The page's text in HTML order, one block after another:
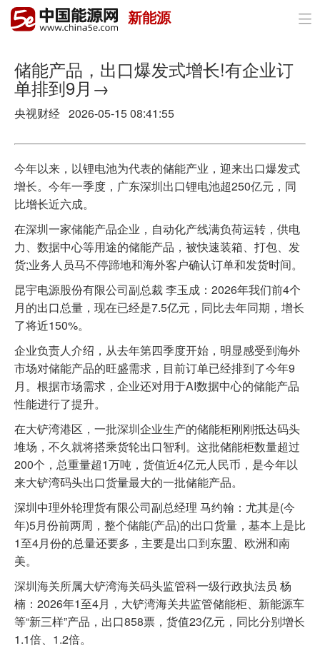
首页
政策与经济
电力
新能源
节能环保
分布式能源
新能源 
储能产品，出口爆发式增长!有企业订
单排到9月→
央视财经 2026-05-15 08:41:55
今年以来，以锂电池为代表的储能产业，迎来出口爆发式
增长。今年一季度，广东深圳出口锂电池超250亿元，同
比增长近六成。
在深圳一家储能产品企业，自动化产线满负荷运转，供电
力、数据中心等用途的储能产品，被快速装箱、打包、发
货;业务人员马不停蹄地和海外客户确认订单和发货时间。
昆宇电源股份有限公司副总裁 李玉成：2026年我们前4个
月的出口总量，现在已经是7.5亿元，同比去年同期，增长
了将近150%。
企业负责人介绍，从去年第四季度开始，明显感受到海外
市场对储能产品的旺盛需求，目前订单已经排到了今年9
月。根据市场需求，企业还对用于AI数据中心的储能产品
性能进行了提升。
在大铲湾港区，一批深圳企业生产的储能柜刚刚抵达码头
堆场，不久就将搭乘货轮出口智利。这批储能柜数量超过
200个，总重量超1万吨，货值近4亿元人民币，是今年以
来大铲湾码头出口货量最大的一批储能产品。
深圳中理外轮理货有限公司副总经理 马约翰：尤其是(今
年)5月份前两周，整个储能(产品)的出口货量，基本上是比
1至4月份的总量还要多，主要是出口到东盟、欧洲和南
美。
深圳海关所属大铲湾海关码头监管科一级行政执法员 杨
楠：2026年1至4月，大铲湾海关共监管储能柜、新能源车
等“新三样”产品，出口858票，货值23亿元，同比分别增长
1.1倍、1.2倍。